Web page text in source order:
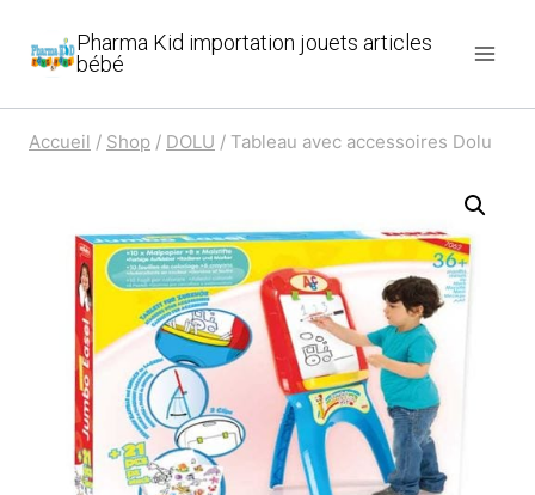
Pharma Kid importation jouets articles
bébé
Accueil / Shop / DOLU / Tableau avec accessoires Dolu